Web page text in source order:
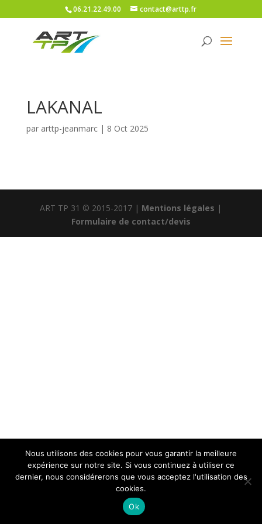
06.21.22.49.00 contact@arttp.fr
LAKANAL
par arttp-jeanmarc| 8 Oct 2025
ART TP 31 © 2015-2017 | Mentions légales |
Formulaire de contact/devis
Nous utilisons des cookies pour vous garantir la meilleure
expérience sur notre site. Si vous continuez à utiliser ce
dernier, nous considérerons que vous acceptez l'utilisation des
cookies.
Ok